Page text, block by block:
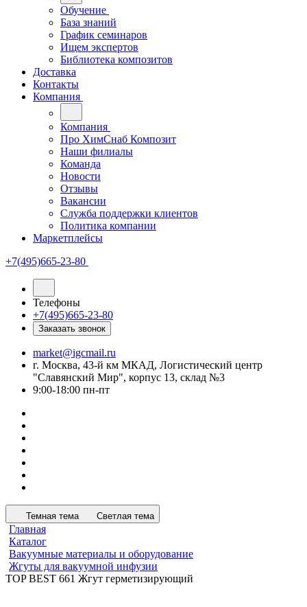
Обучение
База знаний
График семинаров
Ищем экспертов
Библиотека композитов
Доставка
Контакты
Компания
Компания
Про ХимСнаб Композит
Наши филиалы
Команда
Новости
Отзывы
Вакансии
Служба поддержки клиентов
Политика компании
Маркетплейсы
+7(495)665-23-80
Телефоны
+7(495)665-23-80
Заказать звонок
market@igcmail.ru
г. Москва, 43-й км МКАД, Логистический центр
"Славянский Мир", корпус 13, склад №3
9:00-18:00 пн-пт
Темная тема Светлая тема
Главная
Каталог
Вакуумные материалы и оборудование
Жгуты для вакуумной инфузии
TOP BEST 661 Жгут герметизирующий